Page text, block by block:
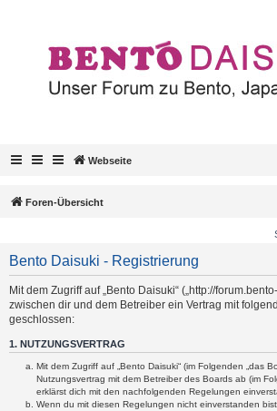
Webseite
Foren-Übersicht
Bento Daisuki - Registrierung
Mit dem Zugriff auf „Bento Daisuki“ („http://
zwischen dir und dem Betreiber ein Vertrag mit
geschlossen:
1. NUTZUNGSVERTRAG
Mit dem Zugriff auf „Bento Daisuki“ (im Folgenden „das
Nutzungsvertrag mit dem Betreiber des Boards ab (im
erklärst dich mit den nachfolgenden Regelungen
Wenn du mit diesen Regelungen nicht einverstanden